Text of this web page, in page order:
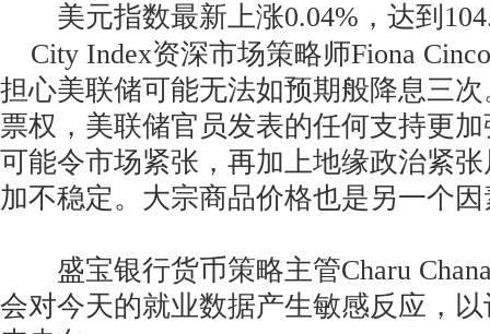
美元指数最新上涨0.04%，达到
City Index资深市场策略师Fiona
担心美联储可能无法如预期般降息三
票权，美联储官员发表的任何支持更
可能令市场紧张，再加上地缘政治紧
加不稳定。大宗商品价格也是另一个
盛宝银行货币策略主管Charu
会对今天的就业数据产生敏感反应，